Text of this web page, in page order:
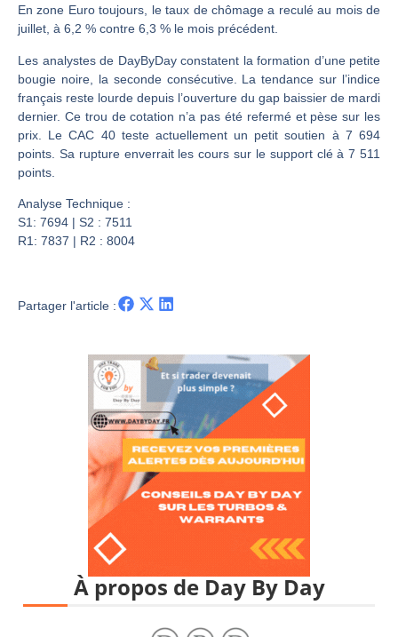
GBP/USD : Un premier ministre déjà sur le scelette | Philippe Lhermie – Flash Forex
Les événements de cette semaine à venir | Philippe Lhermie – Flash Forex
La France, maillon faible de l’Europe ! | Jean-Louis Cussac – Chrono CAC
Pourquoi 6 guerres explosent en même temps cette semaine | par Louis-Antoine Michelet
Les investisseurs y croient toujours | Point Stratégique Hebdomadaire – Éric Galiègue
En zone Euro toujours, le taux de chômage a reculé au mois de
juillet, à 6,2 % contre 6,3 % le mois précédent.
Les analystes de DayByDay constatent la formation d’une petite
bougie noire, la seconde consécutive. La tendance sur l’indice
français reste lourde depuis l’ouverture du gap baissier de mardi
dernier. Ce trou de cotation n’a pas été refermé et pèse sur les
prix. Le CAC 40 teste actuellement un petit soutien à 7 694
points. Sa rupture enverrait les cours sur le support clé à 7 511
points.
Analyse Technique :
S1: 7694 | S2 : 7511
R1: 7837 | R2 : 8004
Partager l'article :
À propos de Day By Day